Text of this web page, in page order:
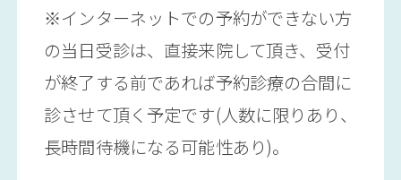
※インターネットでの予約ができない方
の当日受診は、直接来院して頂き、受付
が終了する前であれば予約診療の合間に
診させて頂く予定です(人数に限りあり、
長時間待機になる可能性あり)。